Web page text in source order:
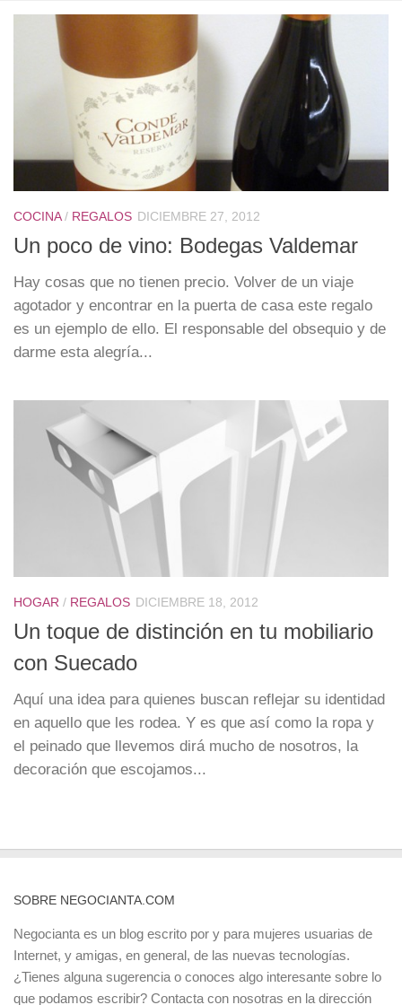
COCINA/ REGALOS DICIEMBRE 27, 2012
Un poco de vino: Bodegas Valdemar
Hay cosas que no tienen precio. Volver de un viaje
agotador y encontrar en la puerta de casa este regalo
es un ejemplo de ello. El responsable del obsequio y de
darme esta alegría...
HOGAR / REGALOS DICIEMBRE 18, 2012
Un toque de distinción en tu mobiliario
con Suecado
Aquí una idea para quienes buscan reflejar su identidad
en aquello que les rodea. Y es que así como la ropa y
el peinado que llevemos dirá mucho de nosotros, la
decoración que escojamos...
SOBRE NEGOCIANTA.COM
Negocianta es un blog escrito por y para mujeres usuarias de
Internet, y amigas, en general, de las nuevas tecnologías.
¿Tienes alguna sugerencia o conoces algo interesante sobre lo
que podamos escribir? Contacta con nosotras en la dirección